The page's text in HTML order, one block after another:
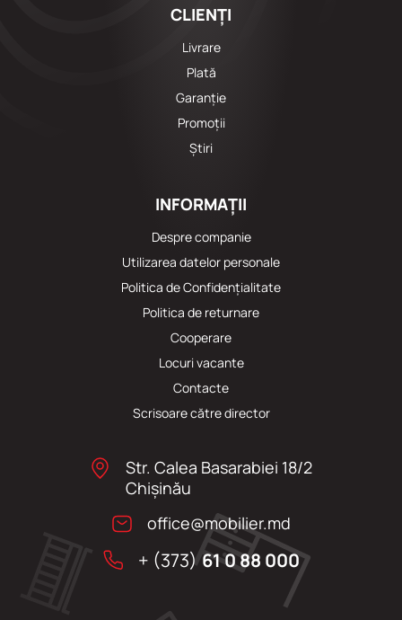
CLIENȚI
Livrare
Plată
Garanție
Promoții
Știri
INFORMAȚII
Despre companie
Utilizarea datelor personale
Politica de Confidențialitate
Politica de returnare
Cooperare
Locuri vacante
Сontacte
Scrisoare către director
Str. Calea Basarabiei 18/2
Chişinău
office@mobilier.md
+ (373)61 0 88 000